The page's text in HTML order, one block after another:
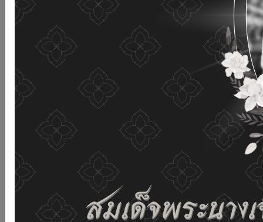
This website uses cookies (Cookies)
The Department of Older Persons Affairs
values ​​your
personal information for the purpose of developing
and improving the website. If you use this website
without changing any settings it means that you agree
to receive cookies on the website and our privacy
policy.
See details Accept all
02-659-6811 saraban@dop.mail.go.th
Change display settings